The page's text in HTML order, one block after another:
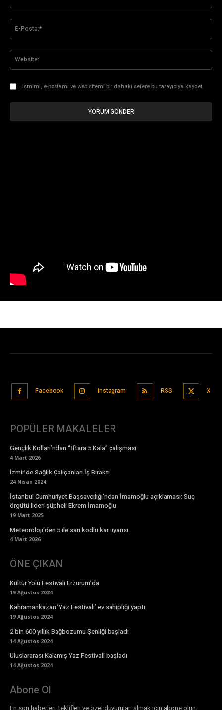
Facebook Instagram RSS X
POPÜLER MAKALELER
Gençlik Kolları’ndan “İftara 5 Kala” çalışması
4 Mart 2026
İzmir’de Sağlık Çalışanları İş Bıraktı
24 Nisan 2024
İstanbul Cumhuriyet Başsavcılığı’ndan İmamoğlu açıklaması: Suç
örgütü lideri şüpheli Ekrem İmamoğlu
19 Mart 2025
Meteoroloji'den 5 ile sarı kodlu kar uyarısı
4 Mart 2026
ÖNE ÇIKAN
Kültür Yolu Festivali Erzurum’da
19 Ağustos 2024
Kahramankazan ’Yaz Festivali’ ev sahipliği yaptı
19 Ağustos 2024
2 bin 600 yıllık Bağbozumu Şenliği başladı
14 Ağustos 2024
Uluslararası Kalamış Yaz Festivali başladı
14 Ağustos 2024
Abone Ol
En son haberleri, teklifleri ve özel duyuruları almak için abone olun.